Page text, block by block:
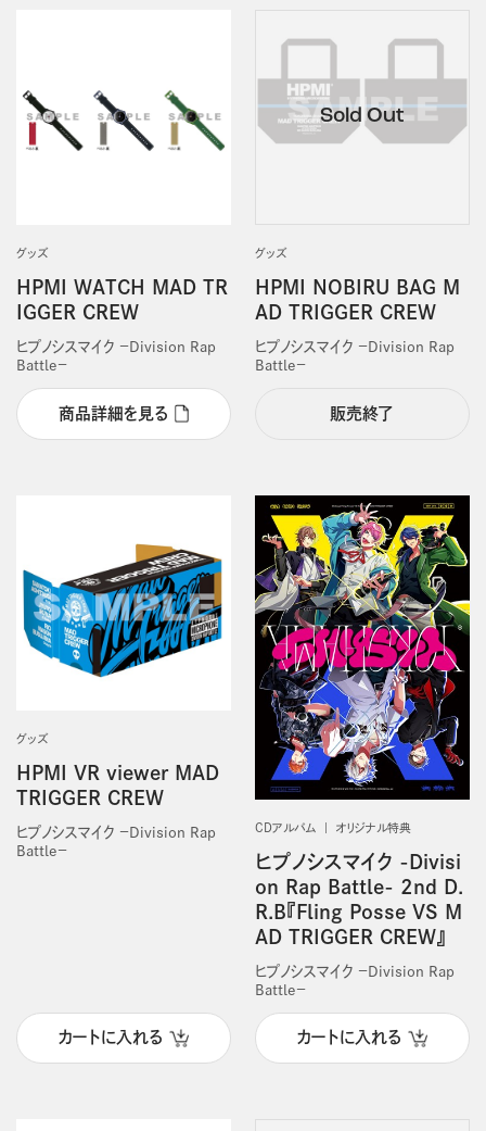
グッズ
HPMI WATCH MAD TR
IGGER CREW
ヒプノシスマイク －Division Rap
Battle－
商品詳細を見る
グッズ
HPMI NOBIRU BAG M
AD TRIGGER CREW
ヒプノシスマイク －Division Rap
Battle－
販売終了
グッズ
HPMI VR viewer MAD
TRIGGER CREW
ヒプノシスマイク －Division Rap
Battle－
カートに入れる
CDアルバム オリジナル特典
ヒプノシスマイク -Divisi
on Rap Battle- 2nd D.
R.B『Fling Posse VS M
AD TRIGGER CREW』
ヒプノシスマイク －Division Rap
Battle－
カートに入れる